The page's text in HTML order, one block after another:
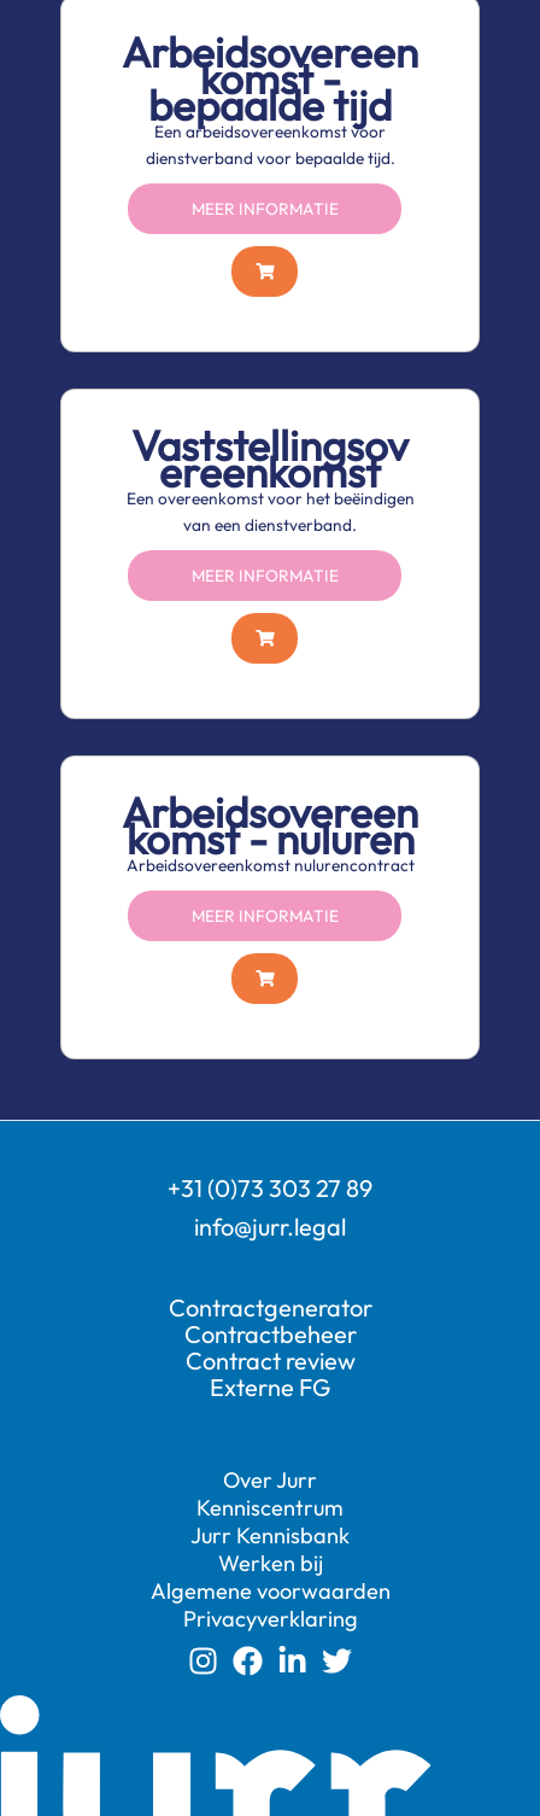
Arbeidsovereen
komst -
bepaalde tijd
Een arbeidsovereenkomst voor
dienstverband voor bepaalde tijd.
MEER INFORMATIE
Vaststellingsov
ereenkomst
Een overeenkomst voor het beëindigen
van een dienstverband.
MEER INFORMATIE
Arbeidsovereen
komst - nuluren
Arbeidsovereenkomst nulurencontract
MEER INFORMATIE
+31 (0)73 303 27 89
info@jurr.legal
Contractgenerator
Contractbeheer
Contract review
Externe FG
Over Jurr
Kenniscentrum
Jurr Kennisbank
Werken bij
Algemene voorwaarden
Privacyverklaring